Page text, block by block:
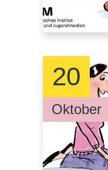
20
Oktober